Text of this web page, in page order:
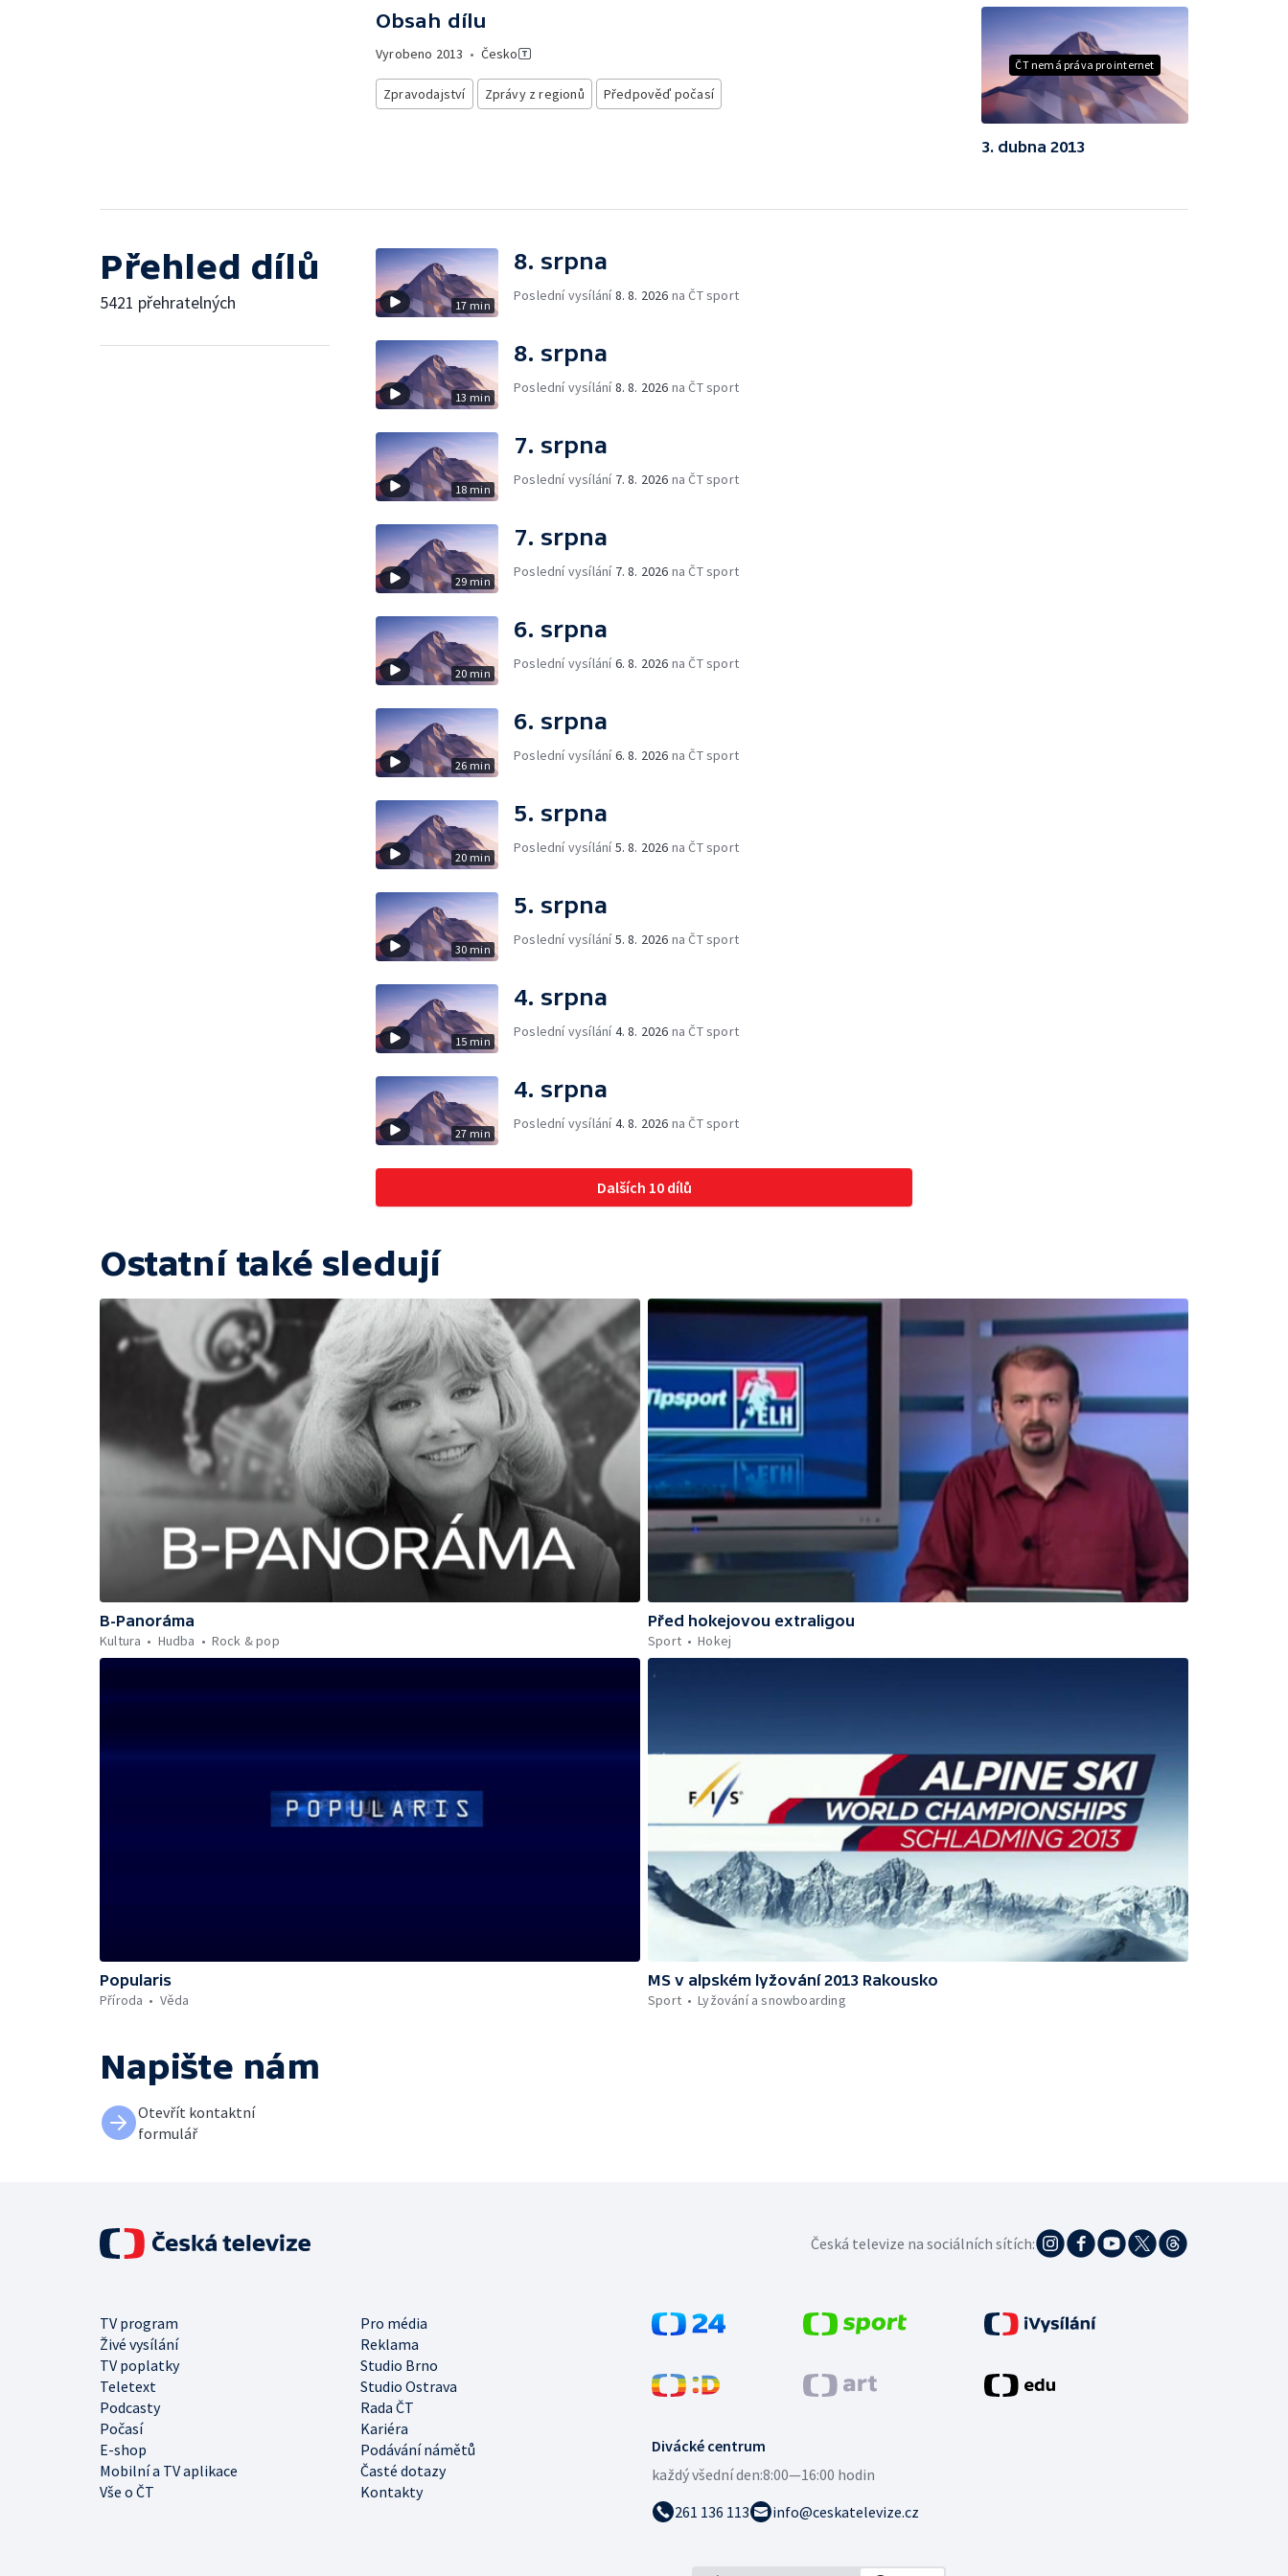
Obsah dílu
Vyrobeno 2013 • Česko
Zpravodajství Zprávy z regionů Předpověď počasí
ČT nemá práva pro internet
3. dubna 2013
Přehled dílů
5421 přehratelných 17 min
8. srpna
Poslední vysílání8. 8. 2026 na ČT sport
13 min
8. srpna
Poslední vysílání8. 8. 2026 na ČT sport
18 min
7. srpna
Poslední vysílání 7. 8. 2026 na ČT sport
29 min
7. srpna
Poslední vysílání 7. 8. 2026 na ČT sport
20 min
6. srpna
Poslední vysílání6. 8. 2026 na ČT sport
26 min
6. srpna
Poslední vysílání6. 8. 2026 na ČT sport
20 min
5. srpna
Poslední vysílání5. 8. 2026 na ČT sport
30 min
5. srpna
Poslední vysílání5. 8. 2026 na ČT sport
15 min
4. srpna
Poslední vysílání4. 8. 2026 na ČT sport
27 min
4. srpna
Poslední vysílání4. 8. 2026 na ČT sport
Dalších 10 dílů
Ostatní také sledují
B-Panoráma
Kultura
Hudba Rock & pop
Před hokejovou extraligou
Sport
Hokej
Popularis
Příroda
Věda
MS v alpském lyžování 2013 Rakousko
Sport
Lyžování a snowboarding
Napište nám
Otevřít kontaktní
formulář
Divácké centrum
každý všední den:8:00—16:00 hodin
261 136 113
info@ceskatelevize.cz
TV program
Pro média
Živé vysílání
Reklama
TV poplatky
Studio Brno
Teletext
Studio Ostrava
Podcasty
Rada ČT
Počasí
Kariéra
E-shop
Podávání námětů
Mobilní a TV aplikace
Časté dotazy
Vše o ČT
Kontakty
Česká televize na sociálních sítích: